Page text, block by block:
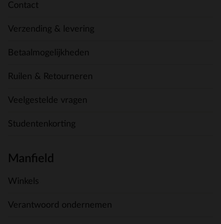
Contact
Verzending & levering
Betaalmogelijkheden
Ruilen & Retourneren
Veelgestelde vragen
Studentenkorting
Manfield
Winkels
Verantwoord ondernemen